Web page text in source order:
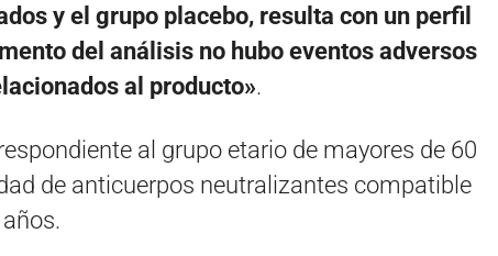
y el grupo placebo, resulta con un perfil
del análisis no hubo eventos adversos
al producto».
al grupo etario de mayores de 60
de anticuerpos neutralizantes compatible